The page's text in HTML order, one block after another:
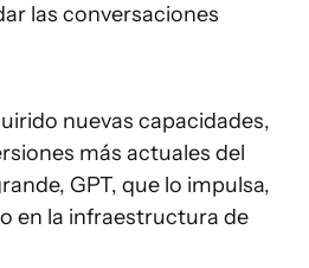
las conversaciones
nuevas capacidades,
más actuales del
GPT, que lo impulsa,
en la infraestructura de